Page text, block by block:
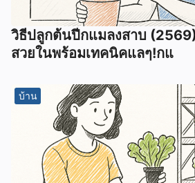
วิธีปลูกต้นปีกแมลงสาบ
สวยในพร้อมเทคนิคแลๆ!กแ
บ้าน